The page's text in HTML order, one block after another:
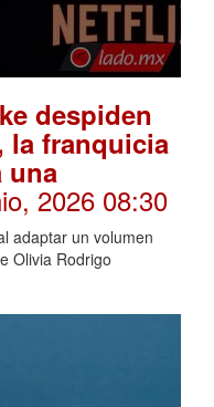
despiden
la franquicia
una
2026 08:30
adaptar un volumen
Olivia Rodrigo